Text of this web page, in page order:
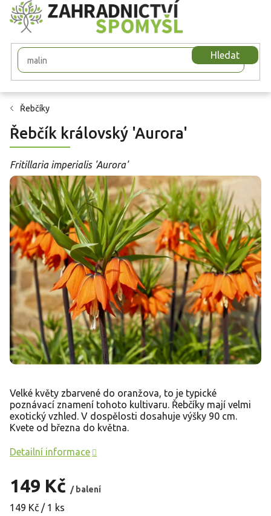
Přejít
na
obsah
Hledat
Řebčíky
Řebčík královský 'Aurora'
Fritillaria imperialis 'Aurora'
149 Kč / balení
Měrná
149 Kč / 1 ks
Velké květy zbarvené do oranžova, to je typické
poznávací znamení tohoto kultivaru. Řebčíky mají velmi
exotický vzhled. V dospělosti dosahuje výšky 90 cm.
Kvete od března do května.
Detailní informace